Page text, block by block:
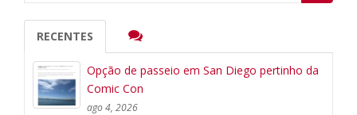
RECENTES
Opção de passeio em San Diego pertinho da
Comic Con
ago 4, 2026